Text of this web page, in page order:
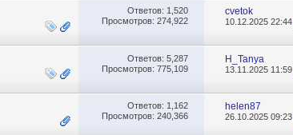
Ответов: 1,520
Просмотров: 274,922
cvetok
10.12.202522:44
Ответов: 5,287
Просмотров: 775,109
H_Tanya
13.11.2025 11:59
Ответов: 1,162
Просмотров: 240,366
helen87
26.10.202509:23